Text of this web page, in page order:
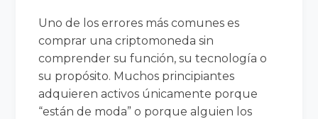
Uno de los errores más comunes es
comprar una criptomoneda sin
comprender su función, su tecnología o
su propósito. Muchos principiantes
adquieren activos únicamente porque
“están de moda” o porque alguien los